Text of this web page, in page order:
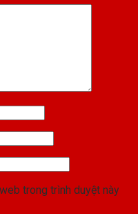
trong trình duyệt này